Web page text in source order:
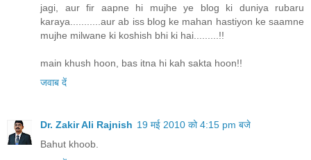
jagi, aur fir aapne hi mujhe ye blog ki duniya rubaru
karaya...........aur ab iss blog ke mahan hastiyon ke saamne
mujhe milwane ki koshish bhi ki hai.........!!
main khush hoon, bas itna hi kah sakta hoon!!
जवाब दें
Dr. Zakir Ali Rajnish 19 मई 2010 को 4:15 pm बजे
Bahut khoob.